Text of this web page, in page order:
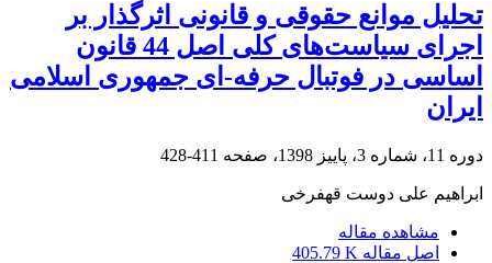
تحلیل موانع حقوقی و قانونی اثرگذار بر
اجرای سیاست‌های کلی اصل 44 قانون
اساسی در فوتبال حرفه-ای جمهوری اسلامی
ایران
دوره 11، شماره 3، پاییز 1398، صفحه 411-428
ابراهیم علی دوست قهفرخی
مشاهده مقاله
اصل مقاله 405.79 K